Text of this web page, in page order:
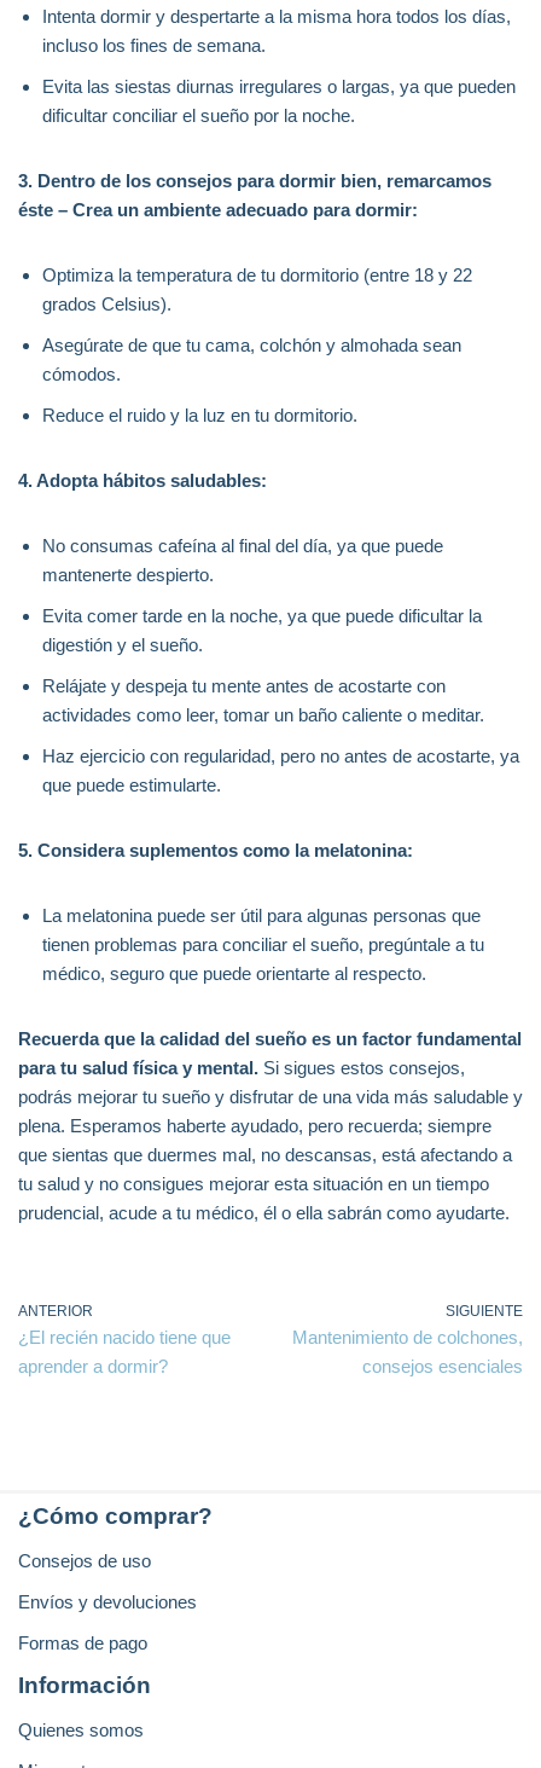
Intenta dormir y despertarte a la misma hora todos los días,
incluso los fines de semana.
Evita las siestas diurnas irregulares o largas, ya que pueden
dificultar conciliar el sueño por la noche.
3. Dentro de los consejos para dormir bien, remarcamos
éste – Crea un ambiente adecuado para dormir:
Optimiza la temperatura de tu dormitorio (entre 18 y 22
grados Celsius).
Asegúrate de que tu cama, colchón y almohada sean
cómodos.
Reduce el ruido y la luz en tu dormitorio.
4. Adopta hábitos saludables:
No consumas cafeína al final del día, ya que puede
mantenerte despierto.
Evita comer tarde en la noche, ya que puede dificultar la
digestión y el sueño.
Relájate y despeja tu mente antes de acostarte con
actividades como leer, tomar un baño caliente o meditar.
Haz ejercicio con regularidad, pero no antes de acostarte, ya
que puede estimularte.
5. Considera suplementos como la melatonina:
La melatonina puede ser útil para algunas personas que
tienen problemas para conciliar el sueño, pregúntale a tu
médico, seguro que puede orientarte al respecto.
Recuerda que la calidad del sueño es un factor fundamental
para tu salud física y mental. Si sigues estos consejos,
podrás mejorar tu sueño y disfrutar de una vida más saludable y
plena. Esperamos haberte ayudado, pero recuerda; siempre
que sientas que duermes mal, no descansas, está afectando a
tu salud y no consigues mejorar esta situación en un tiempo
prudencial, acude a tu médico, él o ella sabrán como ayudarte.
ANTERIOR
¿El recién nacido tiene que
aprender a dormir?
SIGUIENTE
Mantenimiento de colchones,
consejos esenciales
¿Cómo comprar?
Consejos de uso
Envíos y devoluciones
Formas de pago
Información
Quienes somos